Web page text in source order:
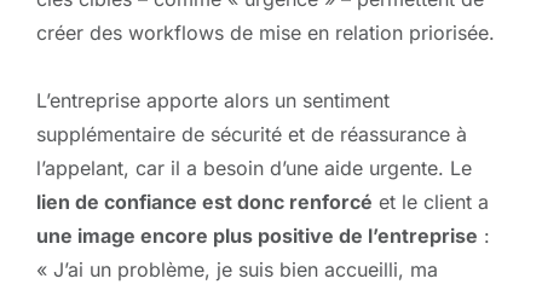
créer des workflows de mise en relation priorisée.
L’entreprise apporte alors un sentiment
supplémentaire de sécurité et de réassurance à
l’appelant, car il a besoin d’une aide urgente. Le
lien de confiance est donc renforcé et le client a
une image encore plus positive de l’entreprise :
« J’ai un problème, je suis bien accueilli, ma